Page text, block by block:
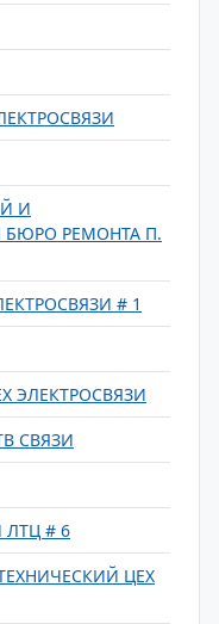
И
БЮРО РЕМОНТА П.
# 1
ЭЛЕКТРОСВЯЗИ
СВЯЗИ
# 6
ЦЕХ